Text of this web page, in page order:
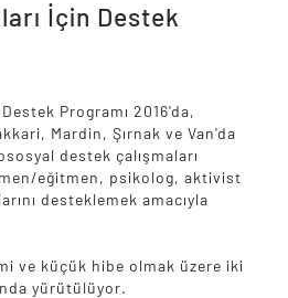
İçin Destek
Programı 2016'da,
Mardin, Şırnak ve Van'da
destek çalışmaları
eğitmen, psikolog, aktivist
desteklemek amacıyla
ve küçük hibe olmak üzere iki
yürütülüyor.